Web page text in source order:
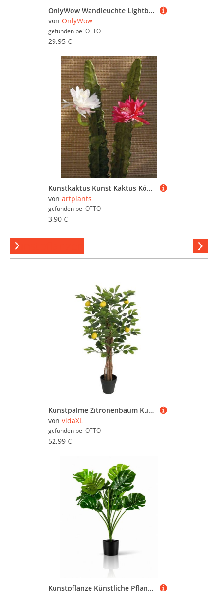
OnlyWow Wandleuchte Lightbox Kaktus - Grün - Minimalistisch, Dimmbar, Farbwechsel, LED, Warmweiß, Kaltweiß, Neutralweiß Einstellbar, Wandlampe Innen, Dimmbar, mit Kabel, LED, Modern, Flur
von OnlyWow
gefunden bei OTTO
29,95 €
Kunstkaktus Kunst Kaktus Königin der Nacht Domenica, Blüte, pink, 50cm Königin der Nacht Kaktus, artplants, Höhe 50.0 cm
von artplants
gefunden bei OTTO
3,90 €
Kunstpflanzen
Kunstpalme Zitronenbaum Künstlich mit 3 Stämmen Grün 85 cm PP, vidaXL, Höhe 85 cm
von vidaXL
gefunden bei OTTO
52,99 €
Kunstpflanze Künstliche Pflanzen, Große Kunstpflanzen im Topf Olive, Monstera, Yucca, Agave, Palmfarn, Geigenfeige, PASCH, wie echt